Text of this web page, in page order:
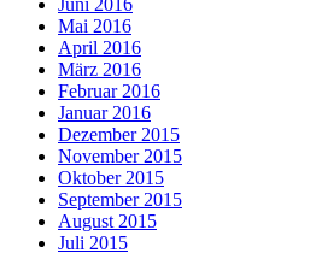
Juni 2016
Mai 2016
April 2016
März 2016
Februar 2016
Januar 2016
Dezember 2015
November 2015
Oktober 2015
September 2015
August 2015
Juli 2015